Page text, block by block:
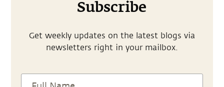
Subscribe
Get weekly updates on the latest blogs via
newsletters right in your mailbox.